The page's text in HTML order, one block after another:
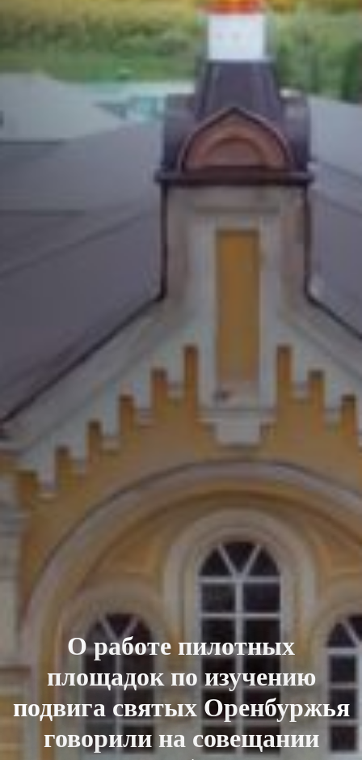
О работе пилотных
площадок по изучению
подвига святых Оренбуржья
говорили на совещании